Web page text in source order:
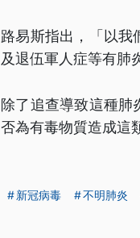
路易斯指出，「以我
及退伍軍人症等有肺
除了追查導致這種肺
否為有毒物質造成這
新冠病毒 不明肺炎